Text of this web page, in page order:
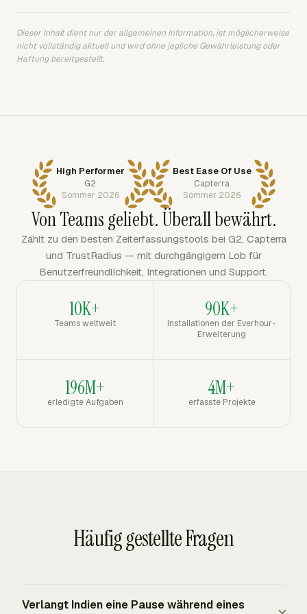
Dieser Inhalt dient nur der allgemeinen Information, ist möglicherweise
nicht vollständig aktuell und wird ohne jegliche Gewährleistung oder
Haftung bereitgestellt.
High Performer
G2
Sommer 2026
Best Ease Of Use
Capterra
Sommer 2026
Von Teams geliebt. Überall bewährt.
Zählt zu den besten Zeiterfassungstools bei G2, Capterra
und TrustRadius — mit durchgängigem Lob für
Benutzerfreundlichkeit, Integrationen und Support.
10K+
Teams weltweit
90K+
Installationen der Everhour-
Erweiterung
196M+
erledigte Aufgaben
4M+
erfasste Projekte
Häufig gestellte Fragen
Verlangt Indien eine Pause während eines